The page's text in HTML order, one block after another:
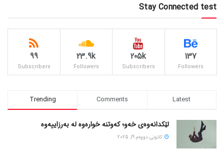
Stay Connected test
137
Followers
205k
Subscribers
23.9k
Followers
99
Subscribers
Trending Comments Latest
لێکدانەوەی خەو؛ کەوتنە خوارەوە لە بەرزاییەوە
كانونی دووه‌م 19, 2025